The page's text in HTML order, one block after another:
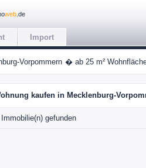
web .de
Import
Vorpommern � ab 25 m²
kaufen in Mecklenburg-
Immobilie(n) gefunden